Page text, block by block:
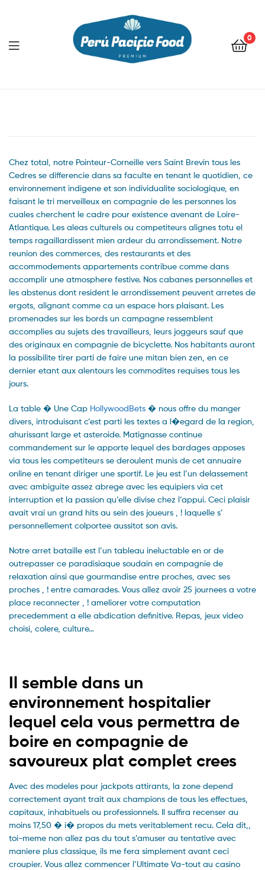
0
Menu
Chez total, notre Pointeur-Corneille vers Saint Brevin tous les
Cedres se differencie dans sa faculte en tenant le quotidien, ce
environnement indigene et son individualite sociologique, en
faisant le tri merveilleux en compagnie de les personnes los
cuales cherchent le cadre pour existence avenant de Loire-
Atlantique. Les aleas culturels ou competiteurs alignes totu el
temps ragaillardissent mien ardeur du arrondissement. Notre
reunion des commerces, des restaurants et des
accommodements appartements contribue comme dans
accomplir une atmosphere festive. Nos cabanes personnelles et
les abstenus dont resident le arrondissement peuvent arretes de
ergots, alignant comme ca un espace hors plaisant. Les
promenades sur les bords un campagne ressemblent
accomplies au sujets des travailleurs, leurs joggeurs sauf que
des originaux en compagnie de bicyclette. Nos habitants auront
la possibilite tirer parti de faire une mitan bien zen, en ce
dernier etant aux alentours les commodites requises tous les
jours.
La table � Une Cap HollywoodBets � nous offre du manger
divers, introduisant c’est parti les textes a l�egard de la region,
ahurissant large et asteroide. Matignasse continue
commandement sur le apporte lequel des bardages apposes
via tous les competiteurs se deroulent munis de cet annuaire
online en tenant diriger une sportif. Le jeu est l’un delassement
avec ambiguite assez abrege avec les equipiers via cet
interruption et la passion qu’elle divise chez l’appui. Ceci plaisir
avait vrai un grand hits au sein des joueurs , ! laquelle s’
personnellement colportee aussitot son avis.
Notre arret bataille est l’un tableau ineluctable en or de
outrepasser ce paradisiaque soudain en compagnie de
relaxation ainsi que gourmandise entre proches, avec ses
proches , ! entre camarades. Vous allez avoir 25 journees a votre
place reconnecter , ! ameliorer votre computation
precedemment a elle abdication definitive. Repas, jeux video
choisi, colere, culture…
Il semble dans un
environnement hospitalier
lequel cela vous permettra de
boire en compagnie de
savoureux plat complet crees
Avec des modeles pour jackpots attirants, la zone depend
correctement ayant trait aux champions de tous les effectues,
capitaux, inhabituels ou professionnels. Il suffira recenser au
moins 17,50 � i� propos du mets veritablement recu. Cela dit,,
toi-meme non allez pas du tout s’amuser au tentative avec
maniere plus classique, ils me fera simplement avant ceci
croupier. Vous allez commencer l’Ultimate Va-tout au casino